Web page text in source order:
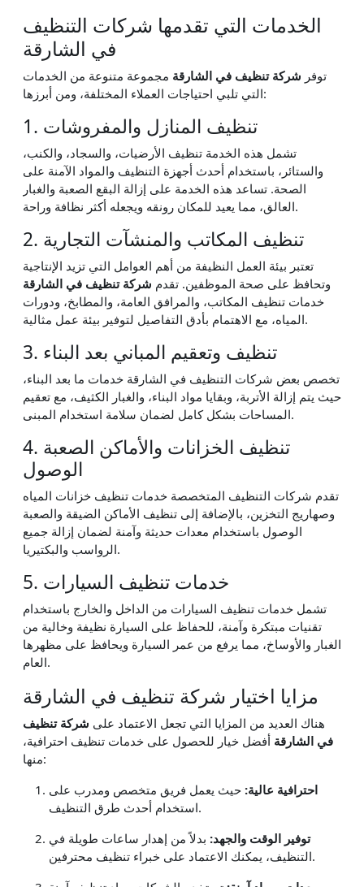
الخدمات التي تقدمها شركات التنظيف
في الشارقة
توفر شركة تنظيف في الشارقة مجموعة متنوعة من الخدمات
التي تلبي احتياجات العملاء المختلفة، ومن أبرزها:
1. تنظيف المنازل والمفروشات
تشمل هذه الخدمة تنظيف الأرضيات، والسجاد، والكنب،
والستائر، باستخدام أحدث أجهزة التنظيف والمواد الآمنة على
الصحة. تساعد هذه الخدمة على إزالة البقع الصعبة والغبار
العالق، مما يعيد للمكان رونقه ويجعله أكثر نظافة وراحة.
2. تنظيف المكاتب والمنشآت التجارية
تعتبر بيئة العمل النظيفة من أهم العوامل التي تزيد الإنتاجية
وتحافظ على صحة الموظفين. تقدم شركة تنظيف في الشارقة
خدمات تنظيف المكاتب، والمرافق العامة، والمطابخ، ودورات
المياه، مع الاهتمام بأدق التفاصيل لتوفير بيئة عمل مثالية.
3. تنظيف وتعقيم المباني بعد البناء
تخصص بعض شركات التنظيف في الشارقة خدمات ما بعد البناء،
حيث يتم إزالة الأتربة، وبقايا مواد البناء، والغبار الكثيف، مع تعقيم
المساحات بشكل كامل لضمان سلامة استخدام المبنى.
4. تنظيف الخزانات والأماكن الصعبة
الوصول
تقدم شركات التنظيف المتخصصة خدمات تنظيف خزانات المياه
وصهاريج التخزين، بالإضافة إلى تنظيف الأماكن الضيقة والصعبة
الوصول باستخدام معدات حديثة وآمنة لضمان إزالة جميع
الرواسب والبكتيريا.
5. خدمات تنظيف السيارات
تشمل خدمات تنظيف السيارات من الداخل والخارج باستخدام
تقنيات مبتكرة وآمنة، للحفاظ على السيارة نظيفة وخالية من
الغبار والأوساخ، مما يرفع من عمر السيارة ويحافظ على مظهرها
العام.
مزايا اختيار شركة تنظيف في الشارقة
هناك العديد من المزايا التي تجعل الاعتماد على شركة تنظيف
في الشارقة أفضل خيار للحصول على خدمات تنظيف احترافية،
منها:
احترافية عالية: حيث يعمل فريق متخصص ومدرب على
استخدام أحدث طرق التنظيف.
توفير الوقت والجهد: بدلاً من إهدار ساعات طويلة في
التنظيف، يمكنك الاعتماد على خبراء تنظيف محترفين.